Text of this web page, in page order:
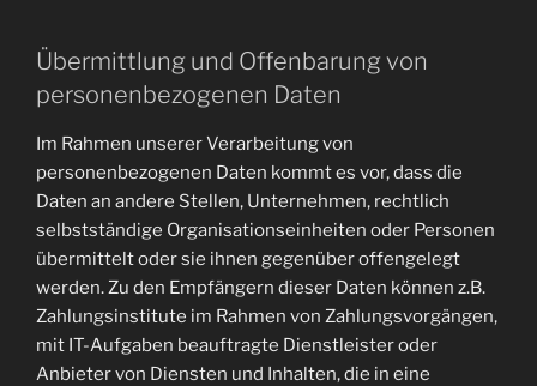
Übermittlung und Offenbarung von
personenbezogenen Daten
Im Rahmen unserer Verarbeitung von
personenbezogenen Daten kommt es vor, dass die
Daten an andere Stellen, Unternehmen, rechtlich
selbstständige Organisationseinheiten oder Personen
übermittelt oder sie ihnen gegenüber offengelegt
werden. Zu den Empfängern dieser Daten können z.B.
Zahlungsinstitute im Rahmen von Zahlungsvorgängen,
mit IT-Aufgaben beauftragte Dienstleister oder
Anbieter von Diensten und Inhalten, die in eine